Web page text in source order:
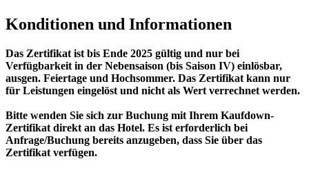
Konditionen und Informationen
Das Zertifikat ist bis Ende 2025 gültig und nur bei
Verfügbarkeit in der Nebensaison (bis Saison IV) einlösbar,
ausgen. Feiertage und Hochsommer. Das Zertifikat kann nur
für Leistungen eingelöst und nicht als Wert verrechnet werden.
Bitte wenden Sie sich zur Buchung mit Ihrem Kaufdown-
Zertifikat direkt an das Hotel. Es ist erforderlich bei
Anfrage/Buchung bereits anzugeben, dass Sie über das
Zertifikat verfügen.